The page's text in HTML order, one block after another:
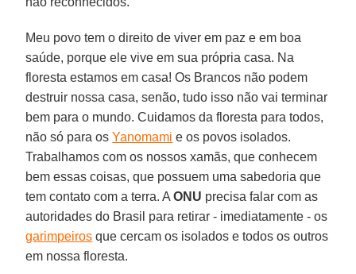
Meu povo tem o direito de viver em paz e em boa
saúde, porque ele vive em sua própria casa. Na
floresta estamos em casa! Os Brancos não podem
destruir nossa casa, senão, tudo isso não vai terminar
bem para o mundo. Cuidamos da floresta para todos,
não só para osYanomami e os povos isolados.
Trabalhamos com os nossos xamãs, que conhecem
bem essas coisas, que possuem uma sabedoria que
tem contato com a terra. AONU precisa falar com as
autoridades do Brasil para retirar - imediatamente - os
garimpeiros que cercam os isolados e todos os outros
em nossa floresta.